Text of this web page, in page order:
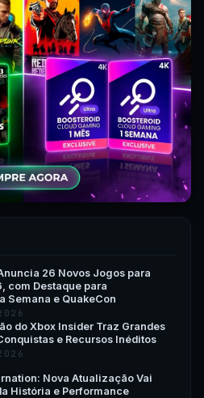
26 Novos Jogos para
com Destaque para
Semana e QuakeCon
do Xbox Insider Traz Grandes
e Recursos Inéditos
Nova Atualização Vai
História e Performance